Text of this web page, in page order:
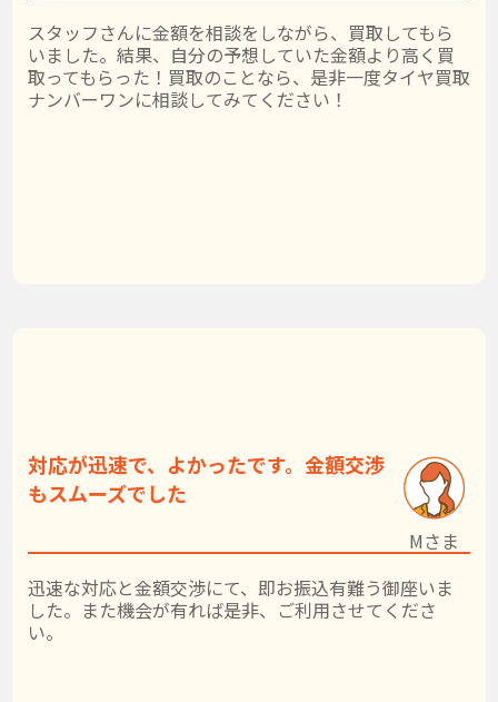
スタッフさんに金額を相談をしながら、買取してもら
いました。結果、自分の予想していた金額より高く買
取ってもらった！買取のことなら、是非一度タイヤ買取
ナンバーワンに相談してみてください！
対応が迅速で、よかったです。金額交渉
もスムーズでした
迅速な対応と金額交渉にて、即お振込有難う御座いま
した。また機会が有れば是非、ご利用させてくださ
い。
Mさま